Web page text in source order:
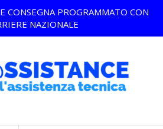
CONSEGNA PROGRAMMATO CON
NAZIONALE